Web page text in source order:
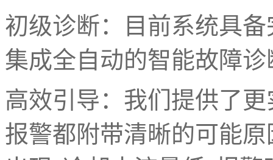
初级诊断：目前系统具
集成全自动的智能故障
高效引导：我们提供了
报警都附带清晰的可能